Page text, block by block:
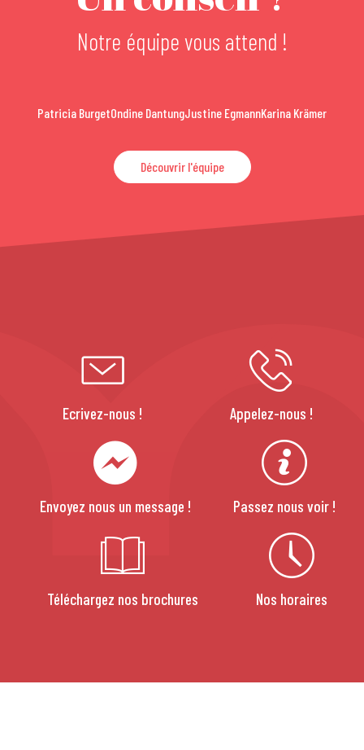
Notre équipe vous attend !
Patricia BurgetOndine DantungJustine EgmannKarina Krämer
Découvrir l'équipe
Ecrivez-nous ! Appelez-nous !
Envoyez nous un message ! Passez nous voir !
Téléchargez nos brochures Nos horaires